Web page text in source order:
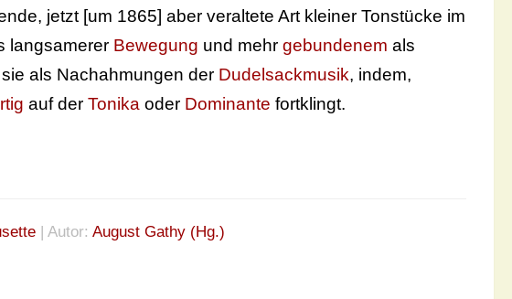
jetzt [um 1865] aber veraltete Art kleiner Tonstücke im
langsamerer Bewegung und mehr gebundenem als
als Nachahmungen der Dudelsackmusik, indem,
auf der Tonika oder Dominante fortklingt.
| Autor: August Gathy (Hg.)